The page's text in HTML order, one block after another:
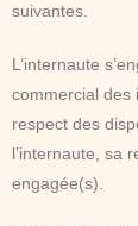
suivantes.
L’internaute
commercial des
respect des
l’internaute, sa
engagée(s).